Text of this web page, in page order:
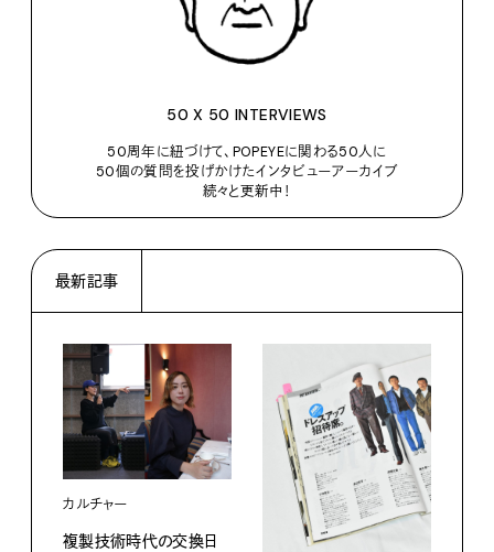
50 X 50 INTERVIEWS
50周年に紐づけて、POPEYEに関わる50人に
50個の質問を投げかけたインタビューアーカイブ
続々と更新中！
最新記事
カルチャー
複製技術時代の交換日